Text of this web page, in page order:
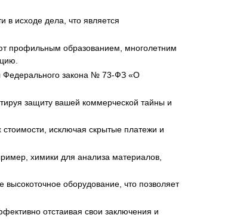
в исходе дела, что является
профильным образованием, многолетним
Федерального закона № 73-ФЗ «О
защиту вашей коммерческой тайны и
исключая скрытые платежи и
химики для анализа материалов,
оборудование, что позволяет
отстаивая свои заключения и